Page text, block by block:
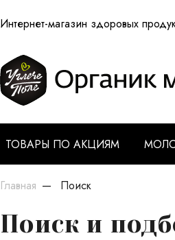
Интернет-магазин здоровых
ТОВАРЫ ПО АКЦИЯМ
Главная Поиск
Поиск и